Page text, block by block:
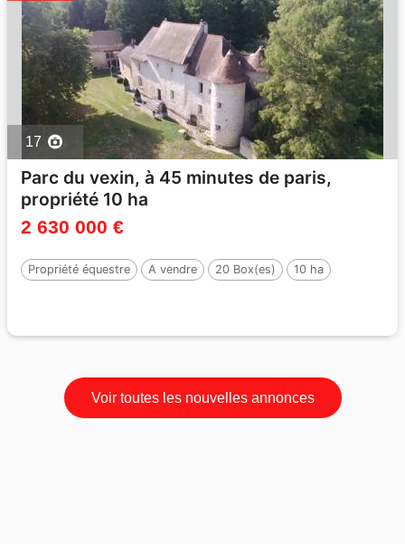
17
Parc du vexin, à 45 minutes de paris,
propriété 10 ha
2 630 000 €
Propriété équestre A vendre 20 Box(es) 10 ha
Voir toutes les nouvelles annonces